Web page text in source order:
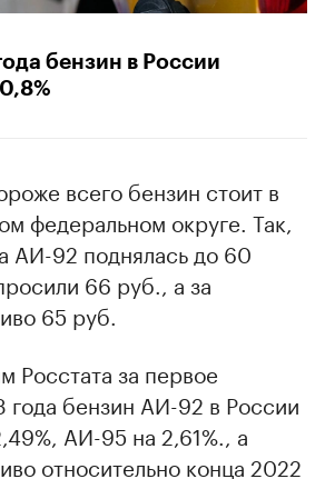
бензин в России
всего бензин стоит в
федеральном округе. Так,
АИ-92 поднялась до 60
66 руб., а за
65 руб.
Росстата за первое
года бензин АИ-92 в России
АИ-95 на 2,61%., а
относительно конца 2022